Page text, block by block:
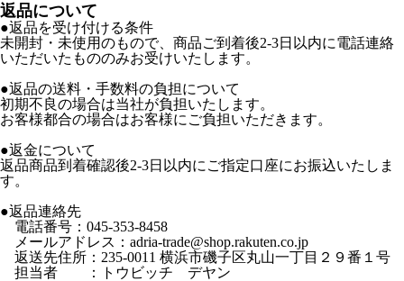
返品について
●返品を受け付ける条件
未開封・未使用のもので、商品ご到着後2-3日以内に電話連絡
いただいたもののみお受けいたします。
●返品の送料・手数料の負担について
初期不良の場合は当社が負担いたします。
お客様都合の場合はお客様にご負担いただきます。
●返金について
返品商品到着確認後2-3日以内にご指定口座にお振込いたしま
す。
●返品連絡先
電話番号：045-353-8458
メールアドレス：adria-trade@shop.rakuten.co.jp
返送先住所：235-0011 横浜市磯子区丸山一丁目２９番１号
担当者 ：トウビッチ デヤン